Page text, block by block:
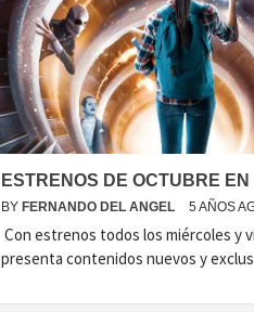
ESTRENOS DE OCTUBRE
BY FERNANDO DEL ANGEL 5 AÑOS
Con estrenos todos los miércoles y
presenta contenidos nuevos y